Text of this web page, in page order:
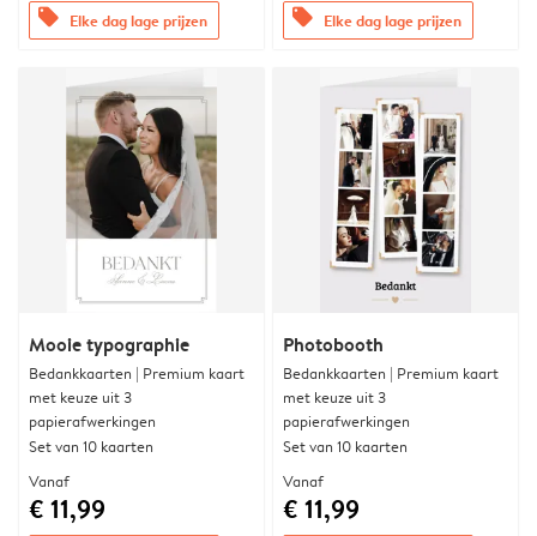
offers Elke dag lage prijzen offers Elke dag lage prijzen
Mooie typographie
Bedankkaarten | Premium kaart
met keuze uit 3
papierafwerkingen
Set van 10 kaarten
Vanaf
€ 11,99
Photobooth
Bedankkaarten | Premium kaart
met keuze uit 3
papierafwerkingen
Set van 10 kaarten
Vanaf
€ 11,99